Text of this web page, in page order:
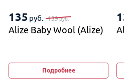
135 руб. 139руб.
Alize Baby Wool (Alize)
Подробнее